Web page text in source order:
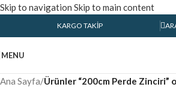
Skip to navigation Skip to main content
KARGO TAKIP
MENU
Ana Sayfa/Ürünler “200cm Perde